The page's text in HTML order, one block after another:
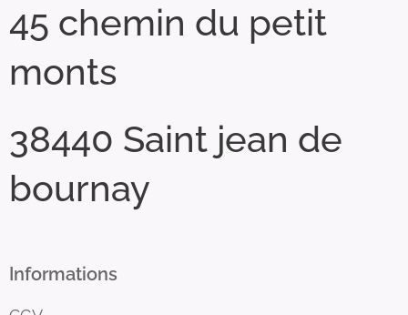
45 chemin du petit
monts
38440 Saint jean de
bournay
Informations